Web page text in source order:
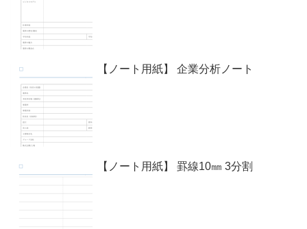
【ノート用紙】 企業分析ノート
【ノート用紙】 罫線10㎜ 3分割